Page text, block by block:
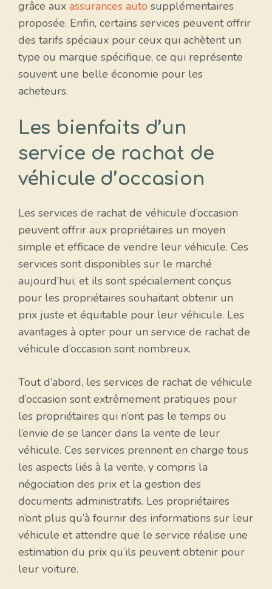
grâce aux assurances auto supplémentaires
proposée. Enfin, certains services peuvent offrir
des tarifs spéciaux pour ceux qui achètent un
type ou marque spécifique, ce qui représente
souvent une belle économie pour les
acheteurs.
Les bienfaits d’un
service de rachat de
véhicule d’occasion
Les services de rachat de véhicule d’occasion
peuvent offrir aux propriétaires un moyen
simple et efficace de vendre leur véhicule. Ces
services sont disponibles sur le marché
aujourd’hui, et ils sont spécialement conçus
pour les propriétaires souhaitant obtenir un
prix juste et équitable pour leur véhicule. Les
avantages à opter pour un service de rachat de
véhicule d’occasion sont nombreux.
Tout d’abord, les services de rachat de véhicule
d’occasion sont extrêmement pratiques pour
les propriétaires qui n’ont pas le temps ou
l’envie de se lancer dans la vente de leur
véhicule. Ces services prennent en charge tous
les aspects liés à la vente, y compris la
négociation des prix et la gestion des
documents administratifs. Les propriétaires
n’ont plus qu’à fournir des informations sur leur
véhicule et attendre que le service réalise une
estimation du prix qu’ils peuvent obtenir pour
leur voiture.